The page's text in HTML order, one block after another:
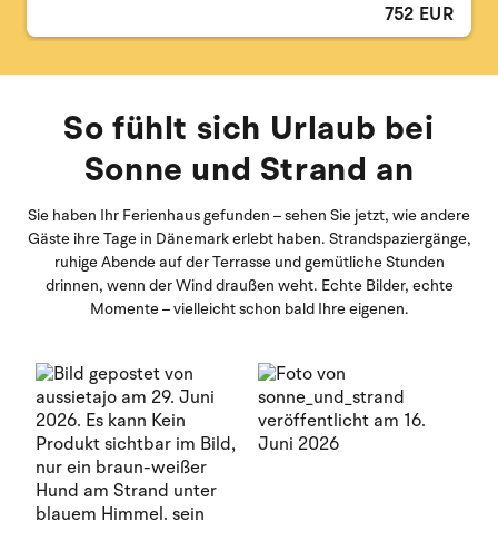
752 EUR
So fühlt sich Urlaub bei
Sonne und Strand an
Sie haben Ihr Ferienhaus gefunden – sehen Sie jetzt, wie andere
Gäste ihre Tage in Dänemark erlebt haben. Strandspaziergänge,
ruhige Abende auf der Terrasse und gemütliche Stunden
drinnen, wenn der Wind draußen weht. Echte Bilder, echte
Momente – vielleicht schon bald Ihre eigenen.